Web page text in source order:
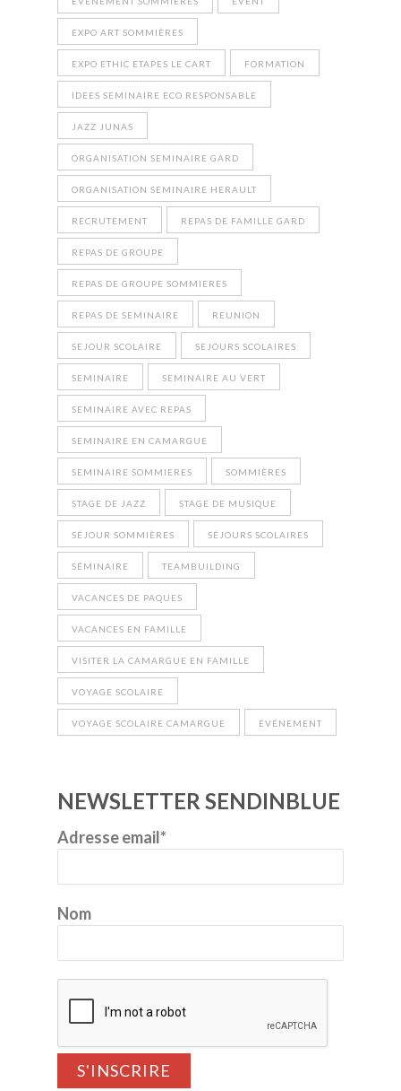
EXPO ART SOMMIÈRES
EXPO ETHIC ETAPES LE CART FORMATION
IDEES SEMINAIRE ECO RESPONSABLE
JAZZ JUNAS
ORGANISATION SEMINAIRE GARD
ORGANISATION SEMINAIRE HERAULT
RECRUTEMENT REPAS DE FAMILLE GARD
REPAS DE GROUPE
REPAS DE GROUPE SOMMIERES
REPAS DE SEMINAIRE REUNION
SEJOUR SCOLAIRE SEJOURS SCOLAIRES
SEMINAIRE SEMINAIRE AU VERT
SEMINAIRE AVEC REPAS
SEMINAIRE EN CAMARGUE
SEMINAIRE SOMMIERES SOMMIÈRES
STAGE DE JAZZ STAGE DE MUSIQUE
SÉJOUR SOMMIÈRES SÉJOURS SCOLAIRES
SÉMINAIRE TEAMBUILDING
VACANCES DE PAQUES
VACANCES EN FAMILLE
VISITER LA CAMARGUE EN FAMILLE
VOYAGE SCOLAIRE
VOYAGE SCOLAIRE CAMARGUE ÉVÉNEMENT
NEWSLETTER SENDINBLUE
Adresse email*
Nom